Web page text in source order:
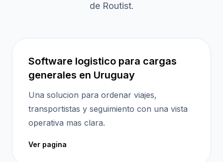
de Routist.
Software logistico para cargas
generales en Uruguay
Una solucion para ordenar viajes,
transportistas y seguimiento con una vista
operativa mas clara.
Ver pagina